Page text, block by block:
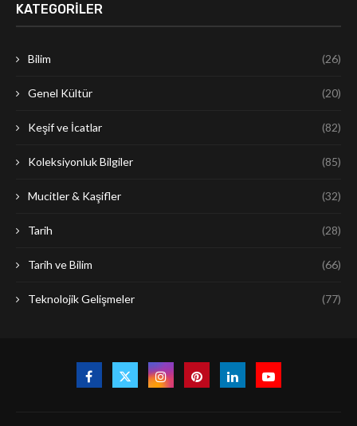
KATEGORILER
Bilim (26)
Genel Kültür (20)
Keşif ve İcatlar (82)
Koleksiyonluk Bilgiler (85)
Mucitler & Kaşifler (32)
Tarih (28)
Tarih ve Bilim (66)
Teknolojik Gelişmeler (77)